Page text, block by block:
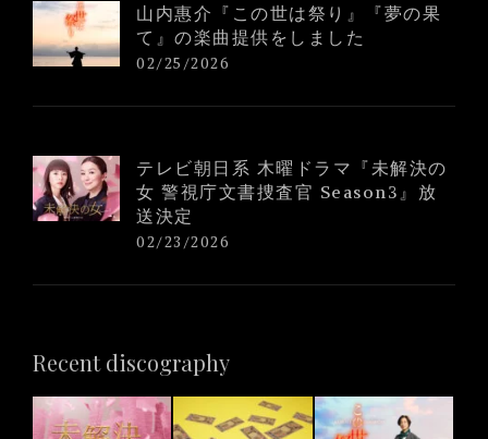
山内惠介『この世は祭り』『夢の果
て』の楽曲提供をしました
02/25/2026
テレビ朝日系 木曜ドラマ『未解決の
女 警視庁文書捜査官 Season3』放
送決定
02/23/2026
Recent discography